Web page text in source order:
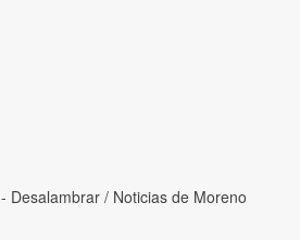
- Desalambrar / Noticias de Moreno